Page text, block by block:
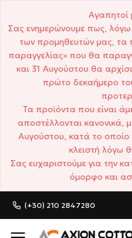
Αγαπητοί
Σας ενημερώνουμε πως, λόγω
των προμηθευτών μας, τα
παραγγελίας» που θα
και 31 Αυγούστου θα
πρώτο δεκαήμερο
Τα προϊόντα που είναι
αποστέλλονται κανονικά,
Αυγούστου, κατά το οποίο
κλειστή λόγω
Σας ευχαριστούμε για την
όμορφο και
(+30) 210 2847280